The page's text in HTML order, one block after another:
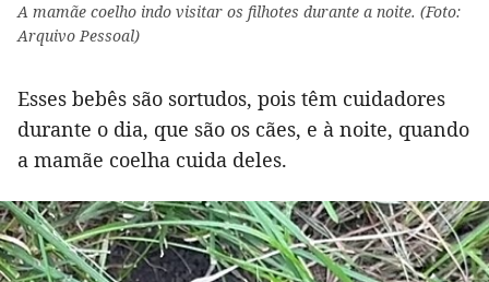
A mamãe coelho indo visitar os filhotes durante a noite. (Foto:
Arquivo Pessoal)
Esses bebês são sortudos, pois têm cuidadores
durante o dia, que são os cães, e à noite, quando
a mamãe coelha cuida deles.